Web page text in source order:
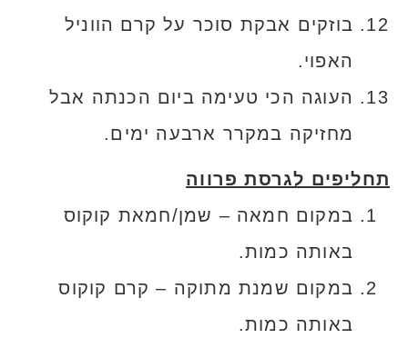
בוזקים אבקת סוכר על קרם הווניל
האפוי.
העוגה הכי טעימה ביום הכנתה אבל
מחזיקה במקרר ארבעה ימים.
תחליפים לגרסת פרווה
במקום חמאה – שמן/חמאת קוקוס
באותה כמות.
במקום שמנת מתוקה – קרם קוקוס
באותה כמות.